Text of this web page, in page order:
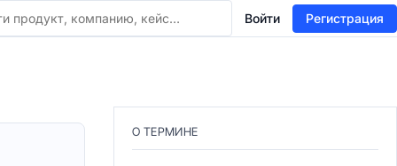
Войти Регистрация
О ТЕРМИНЕ